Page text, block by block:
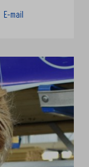
E-mail